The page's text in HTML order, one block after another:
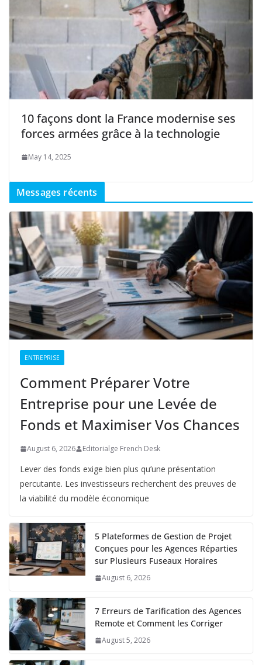
10 façons dont la France modernise ses
forces armées grâce à la technologie
May 14, 2025
Messages récents
ENTREPRISE
Comment Préparer Votre
Entreprise pour une Levée de
Fonds et Maximiser Vos Chances
August 6, 2026 Editorialge French Desk
Lever des fonds exige bien plus qu’une présentation
percutante. Les investisseurs recherchent des preuves de
la viabilité du modèle économique
5 Plateformes de Gestion de Projet
Conçues pour les Agences Réparties
sur Plusieurs Fuseaux Horaires
August 6, 2026
7 Erreurs de Tarification des Agences
Remote et Comment les Corriger
August 5, 2026